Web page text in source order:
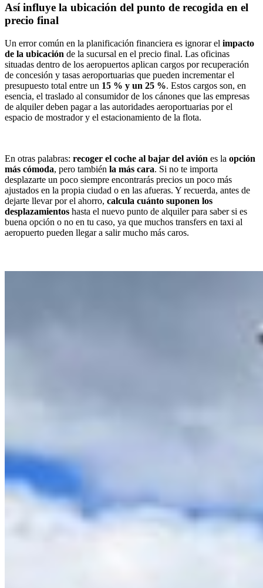
Asíinfluye la ubicación del punto de recogida en el
precio final
Un error común en la planificación financiera es ignorar el impacto
de la ubicación de la sucursal en el precio final. Las oficinas
situadas dentro de los aeropuertos aplican cargos por recuperación
de concesión y tasas aeroportuarias que pueden incrementar el
presupuesto total entre un 15 % y un 25 %. Estos cargos son, en
esencia, el traslado al consumidor de los cánones que las empresas
de alquiler deben pagar a las autoridades aeroportuarias por el
espacio de mostrador y el estacionamiento de la flota.
En otras palabras: recoger el coche al bajar del avión es la opción
más cómoda, pero también la más cara. Si no te importa
desplazarte un poco siempre encontrarás precios un poco más
ajustados en la propia ciudad o en las afueras. Y recuerda, antes de
dejarte llevar por el ahorro, calcula cuánto suponen los
desplazamientos hasta el nuevo punto de alquiler para saber si es
buena opción o no en tu caso, ya que muchos transfers en taxi al
aeropuerto pueden llegar a salir mucho más caros.